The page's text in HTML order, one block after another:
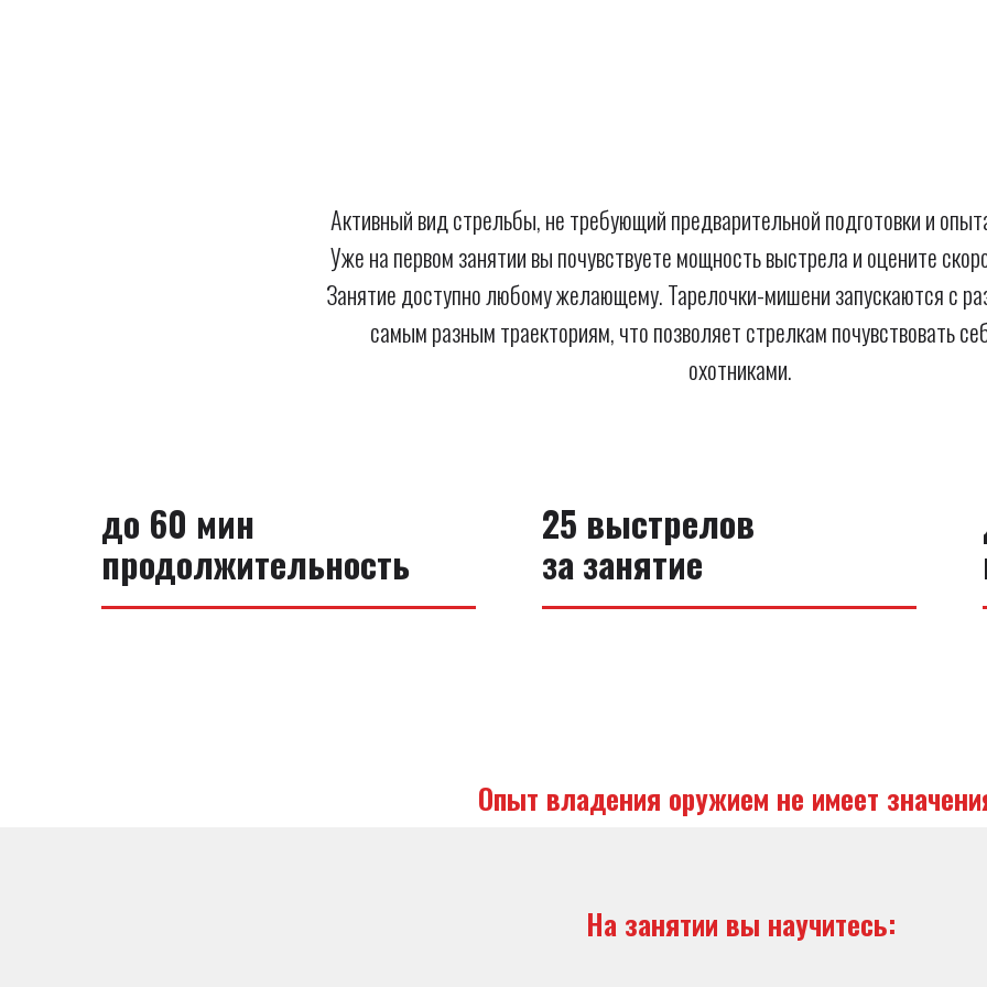
Активный вид стрельбы, не требующий предварительной подготовки и
Уже на первом занятии вы почувствуете мощность выстрела и оцените
Занятие доступно любому желающему. Тарелочки-мишени запускаются с
самым разным траекториям, что позволяет стрелкам почувствовать
охотниками.
до 60 мин
продолжительность
25 выстрелов
за занятие
Опыт владения оружием не имеет
На занятии вы научитесь: